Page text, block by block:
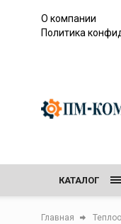
О компании
Политика
КАТАЛОГ
Главная